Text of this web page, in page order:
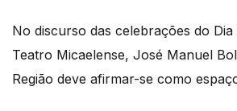
No discurso das celebrações do
Teatro Micaelense, José Manuel
Região deve afirmar-se como